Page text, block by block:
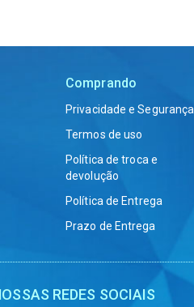
Comprando
Privacidade e Segurança
Termos de uso
Política de troca e
devolução
Política de Entrega
Prazo de Entrega
REDES SOCIAIS